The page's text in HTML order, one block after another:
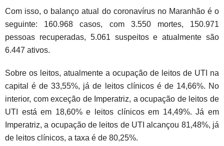
Com isso, o balanço atual do coronavírus no Maranhão é o
seguinte: 160.968 casos, com 3.550 mortes, 150.971
pessoas recuperadas, 5.061 suspeitos e atualmente são
6.447 ativos.
Sobre os leitos, atualmente a ocupação de leitos de UTI na
capital é de 33,55%, já de leitos clínicos é de 14,66%. No
interior, com exceção de Imperatriz, a ocupação de leitos de
UTI está em 18,60% e leitos clínicos em 14,49%. Já em
Imperatriz, a ocupação de leitos de UTI alcançou 81,48%, já
de leitos clínicos, a taxa é de 80,25%.